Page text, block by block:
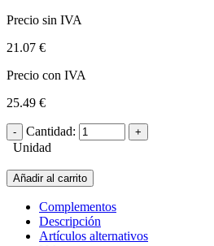
Precio sin IVA
21.07 €
Precio con IVA
25.49 €
Cantidad:
Unidad
Añadir al carrito
Complementos
Descripción
Artículos alternativos